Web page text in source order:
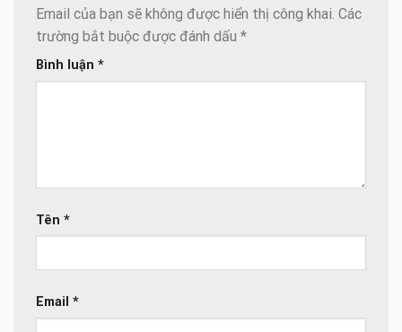
Email của bạn sẽ không được hiển thị công khai. Các
trường bắt buộc được đánh dấu *
Bình luận *
Tên *
Email *